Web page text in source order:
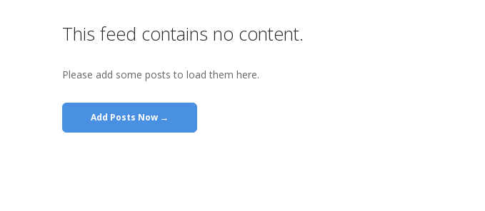
This feed contains no content.
Please add some posts to load them here.
Add Posts Now →